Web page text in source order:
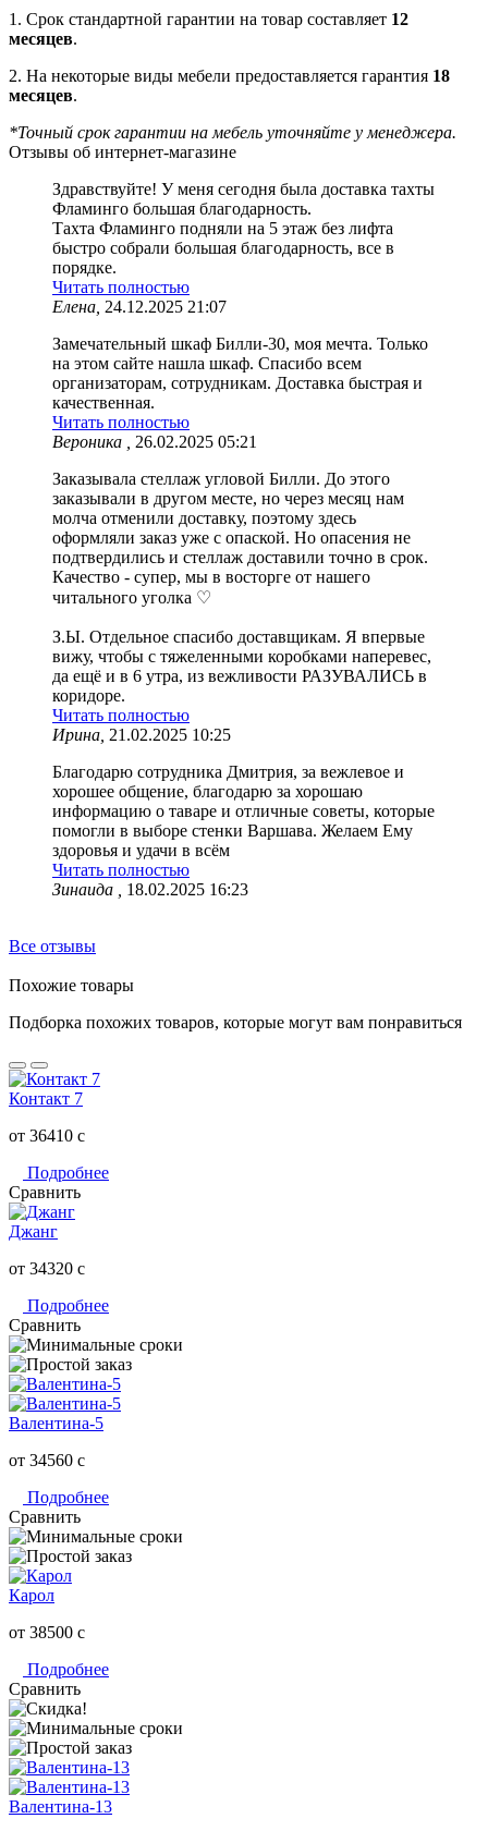
1. Срок стандартной гарантии на товар составляет 12
месяцев.
2. На некоторые виды мебели предоставляется гарантия 18
месяцев.
*Точный срок гарантии на мебель уточняйте у менеджера.
Отзывы об интернет-магазине
Здравствуйте! У меня сегодня была доставка тахты
Фламинго большая благодарность.
Тахта Фламинго подняли на 5 этаж без лифта
быстро собрали большая благодарность, все в
порядке.
Читать полностью
Елена, 24.12.2025 21:07
Замечательный шкаф Билли-30, моя мечта. Только
на этом сайте нашла шкаф. Спасибо всем
организаторам, сотрудникам. Доставка быстрая и
качественная.
Читать полностью
Вероника ,
26.02.2025 05:21
Заказывала стеллаж угловой Билли. До этого
заказывали в другом месте, но через месяц нам
молча отменили доставку, поэтому здесь
оформляли заказ уже с опаской. Но опасения не
подтвердились и стеллаж доставили точно в срок.
Качество - супер, мы в восторге от нашего
читального уголка ♡
З.Ы. Отдельное спасибо доставщикам. Я впервые
вижу, чтобы с тяжеленными коробками наперевес,
да ещё и в 6 утра, из вежливости РАЗУВАЛИСЬ в
коридоре.
Читать полностью
Ирина, 21.02.2025 10:25
Благодарю сотрудника Дмитрия, за вежлевое и
хорошее общение, благодарю за хорошаю
информацию о таваре и отличные советы, которые
помогли в выборе стенки Варшава. Желаем Ему
здоровья и удачи в всём
Читать полностью
Зинаида ,
18.02.2025 16:23
Все отзывы
Похожие товары
Подборка похожих товаров, которые могут вам понравиться
Контакт 7
от 36410 c
Подробнее
Сравнить
Джанг
от 34320 c
Подробнее
Сравнить
Валентина-5
от 34560 c
Подробнее
Сравнить
Карол
от 38500 c
Подробнее
Сравнить
Валентина-13